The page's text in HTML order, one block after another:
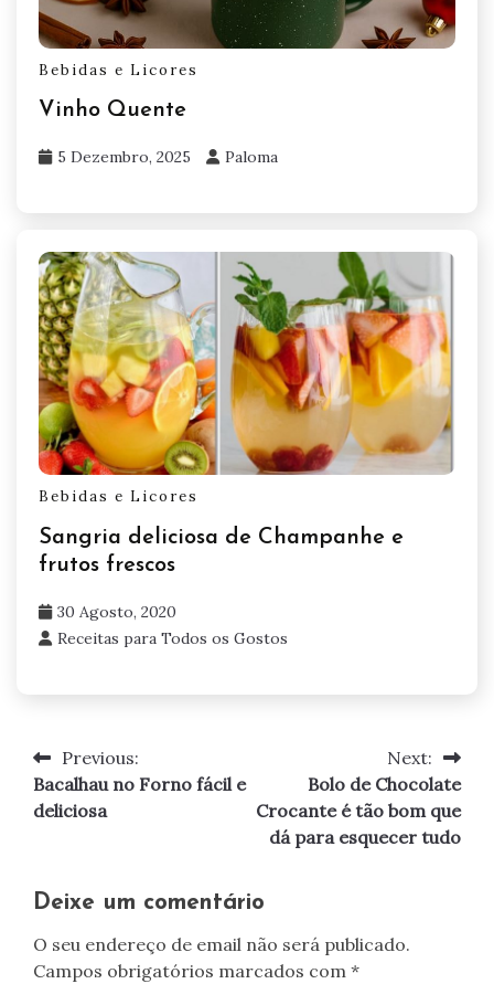
Bebidas e Licores
Vinho Quente
5 Dezembro, 2025 Paloma
Bebidas e Licores
Sangria deliciosa de Champanhe e
frutos frescos
30 Agosto, 2020
Receitas para Todos os Gostos
Navegação
de
Previous:
Bacalhau no Forno fácil e
deliciosa
Next:
Bolo de Chocolate
Crocante é tão bom que
dá para esquecer tudo
Deixe um comentário
O seu endereço de email não será publicado.
Campos obrigatórios marcados com *